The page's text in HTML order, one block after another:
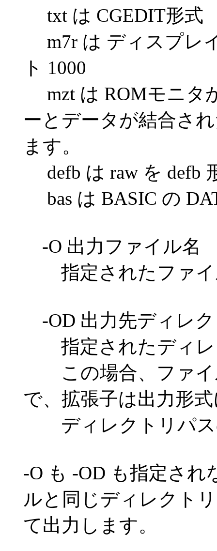
txt は CGEDIT形式
m7r は ディスプレ
ト 1000
mzt は ROMモニタ
ーとデータが結合さ
ます。
defb は raw を defb
bas は BASIC の
-O 出力ファイル名
指定されたファイ
-OD 出力先ディレ
指定されたディレ
この場合、ファイ
で、拡張子は出力形
ディレクトリパス
-O も -OD も指定さ
ルと同じディレクト
て出力します。